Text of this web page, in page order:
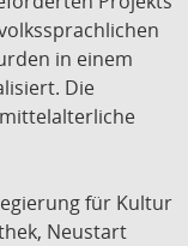
in einem
Die
für Kultur
Neustart